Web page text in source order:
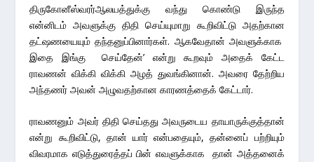
திருகோனீஸ்வரர்ஆலயத்துக்கு வந்து கொண்டு இருந்த
என்னிடம் அவளுக்கு திதி செய்யுமாறு கூறிவிட்டு அதற்கான
தட்ஷணயையும் தந்தனுப்பினார்கள். ஆகவேதான் அவளுக்காக
இதை இங்கு செய்தேன்’ என்று கூறவும் அதைக் கேட்ட
ராவணன் விக்கி விக்கி அழத் துவங்கினான். அவரை தேற்றிய
அந்தணர் அவன் அழுவதற்கான காரணத்தைக் கேட்டார்.
ராவணனும் அவர் திதி செய்தது அவருடைய தாயாருக்குத்தான்
என்று கூறிவிட்டு, தான் யார் என்பதையும், தன்னைப் பற்றியும்
விவரமாக எடுத்துரைத்தப் பின் எவளுக்காக தான் அத்தனைக்